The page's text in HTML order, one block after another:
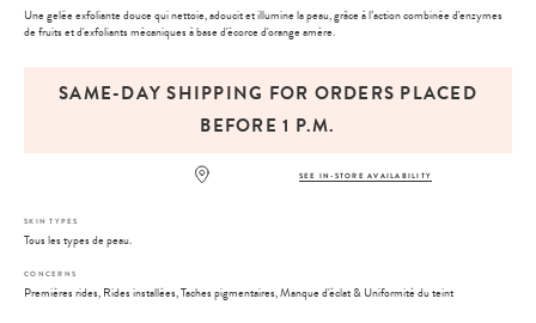
Une gelée exfoliante douce qui nettoie, adoucit et illumine la peau, grâce à l’action combinée d'enzymes
de fruits et d'exfoliants mécaniques à base d'écorce d'orange amère.
SAME-DAY SHIPPING FOR ORDERS PLACED
BEFORE 1 P.M.
SEE IN-STORE AVAILABILITY
SKIN TYPES
Tous les types de peau.
CONCERNS
Premières rides, Rides installées, Taches pigmentaires, Manque d'éclat & Uniformité du teint